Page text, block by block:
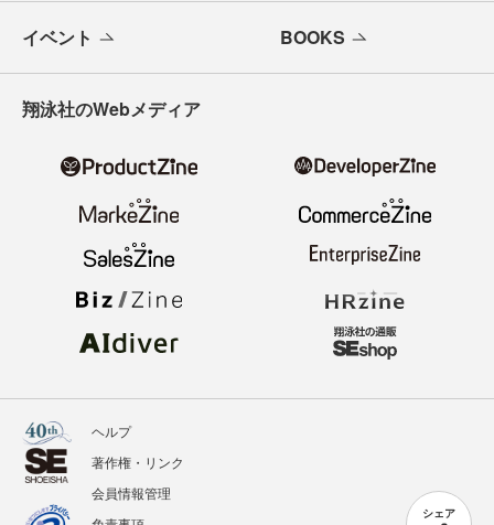
シェア
イベント BOOKS
翔泳社のWebメディア
ヘルプ
著作権・リンク
会員情報管理